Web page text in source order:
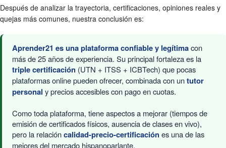
Después de analizar la trayectoria, certificaciones, opiniones reales y
quejas más comunes, nuestra conclusión es:
Aprender21 es una plataforma confiable y legítimacon
más de 25 años de experiencia. Su principal fortaleza es la
triple certificación (UTN + ITSS + ICBTech) que pocas
plataformas online pueden ofrecer, combinada con untutor
personal y precios accesibles con pago en cuotas.
Como toda plataforma, tiene aspectos a mejorar (tiempos de
emisión de certificados físicos, ausencia de clases en vivo),
pero la relacióncalidad-precio-certificaciónes una de las
mejores del mercado hispanoparlante.